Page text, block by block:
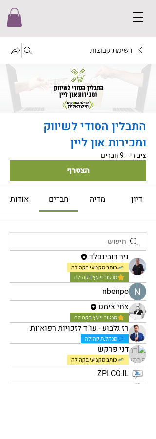
רשימת קבוצות
התבלין הסודי לשיווק
ומכירות און ליין
ציבורי · 9 חברים
הצטרף
דיון מדיה חברים אודות
ניר רובינפלד
כותב מקצועי בקהילה
מנטור ויועץ בקהילה
nbenpo
צחי צימט
מנטור ויועץ בקהילה
רז גלבוע - עו"ד לזכויות רפואיות
מנהל.ת קהילה
דני פרקש
כותב מקצועי בקהילה
ZPI.CO.IL